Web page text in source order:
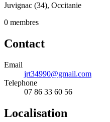
Juvignac (34), Occitanie
0 membres
Contact
Email
jrt34990@gmail.com
Telephone
07 86 33 60 56
Localisation